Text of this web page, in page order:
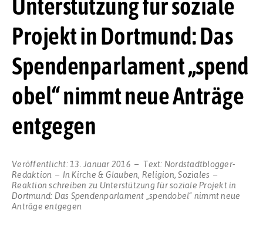
Unterstützung für soziale
Projekt in Dortmund: Das
Spendenparlament „spend
obel“ nimmt neue Anträge
entgegen
Veröffentlicht: 13. Januar 2016 Text: Nordstadtblogger-
Redaktion
InKirche & Glauben, Religion,Soziales
Reaktion schreiben zu Unterstützung für soziale Projekt in
Dortmund: Das Spendenparlament „spendobel“ nimmt neue
Anträge entgegen